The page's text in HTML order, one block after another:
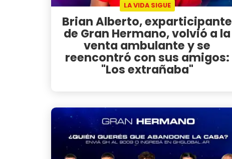
LA VIDA SIGUE
Brian Alberto, exparticipante
de Gran Hermano, volvió a la
venta ambulante y se
reencontró con sus amigos:
"Los extrañaba"